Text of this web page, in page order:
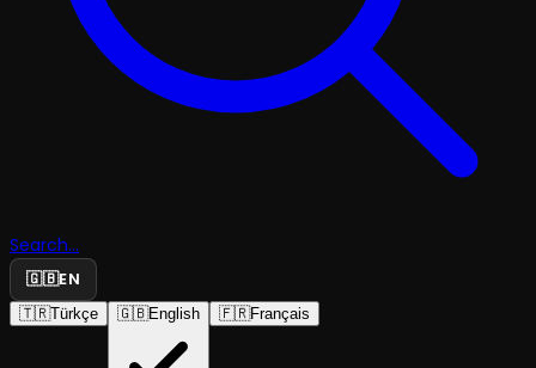
Search...
🇬🇧EN
🇹🇷Türkçe 🇬🇧English 🇫🇷Français